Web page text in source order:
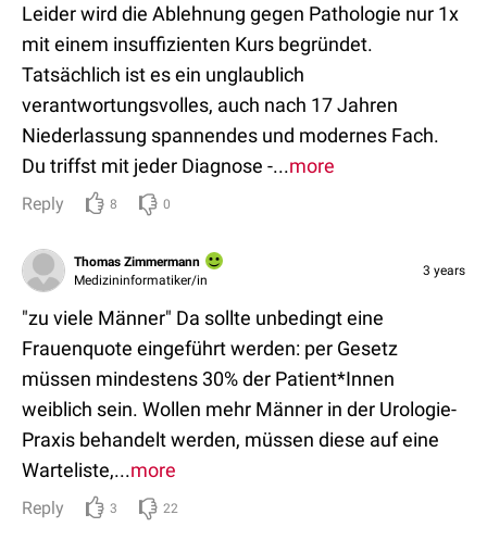
Leider wird die Ablehnung gegen Pathologie nur 1x
mit einem insuffizienten Kurs begründet.
Tatsächlich ist es ein unglaublich
verantwortungsvolles, auch nach 17 Jahren
Niederlassung spannendes und modernes Fach.
Du triffst mit jeder Diagnose -...more
Reply 8 0
Thomas Zimmermann
Medizininformatiker/in
3 years
"zu viele Männer" Da sollte unbedingt eine
Frauenquote eingeführt werden: per Gesetz
müssen mindestens 30% der Patient*Innen
weiblich sein. Wollen mehr Männer in der Urologie-
Praxis behandelt werden, müssen diese auf eine
Warteliste,...more
Reply 3 22